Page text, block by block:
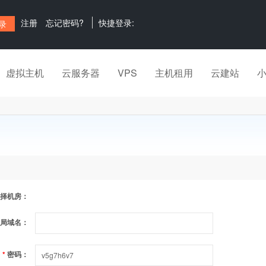
注册 忘记密码? 快捷登录:
虚拟主机 云服务器 VPS 主机租用 云建站
机房：
域名：
*密码：